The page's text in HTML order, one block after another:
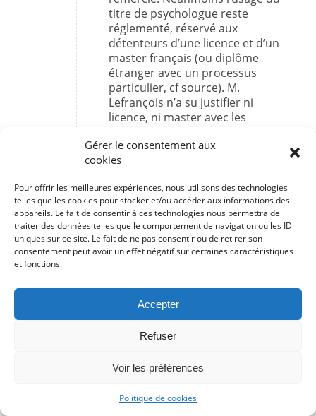
Gérer le consentement aux
cookies
Pour offrir les meilleures expériences, nous utilisons des technologies
telles que les cookies pour stocker et/ou accéder aux informations des
appareils. Le fait de consentir à ces technologies nous permettra de
traiter des données telles que le comportement de navigation ou les ID
uniques sur ce site. Le fait de ne pas consentir ou de retirer son
consentement peut avoir un effet négatif sur certaines caractéristiques
et fonctions.
Accepter
Refuser
Voir les préférences
Politique de cookies
titre de psychologue reste
réglementé, réservé aux
détenteurs d’une licence et d’un
master français (ou diplôme
étranger avec un processus
particulier, cf source). M.
Lefrançois n’a su justifier ni
licence, ni master avec les
échanges. Psychologue et
Docteur sont ses principaux
pour les vérifier il faut être son
client, donc avoir déja payé. Cela
est curieusement paradoxal.
– Concernant les propos écrits
des personnels que j’ai contactés,
échanges, par soucis du secret de
la correspondance.
précisément que M. Lefrançois se
chercheur,… S’il s’était dit « coach